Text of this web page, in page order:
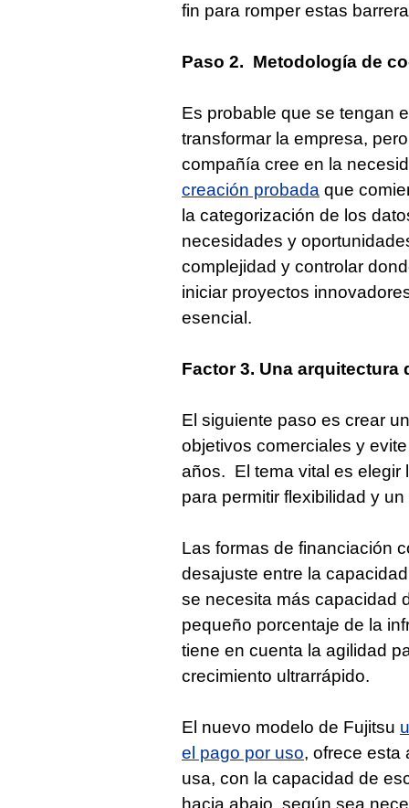
fin para romper estas
Paso 2. Metodología de
Es probable que se tengan
transformar la empresa,
compañía cree en la
creación probada que
la categorización de los
necesidades y
complejidad y controlar
iniciar proyectos
esencial.
Factor 3. Una arquitectura
El siguiente paso es crear
objetivos comerciales y
años. El tema vital es elegir
para permitir flexibilidad y
Las formas de financiación
desajuste entre la
se necesita más capacidad
pequeño porcentaje de la
tiene en cuenta la agilidad
crecimiento ultrarrápido.
El nuevo modelo de Fujitsu
el pago por uso, ofrece esta
usa, con la capacidad de
hacia abajo, según sea